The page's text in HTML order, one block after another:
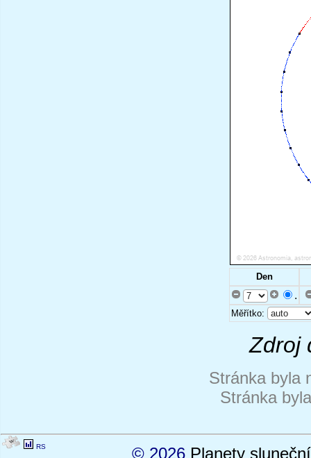
Den
.
Měřítko:
Zdroj
Stránka byla
Stránka
RS © 2026 Planety